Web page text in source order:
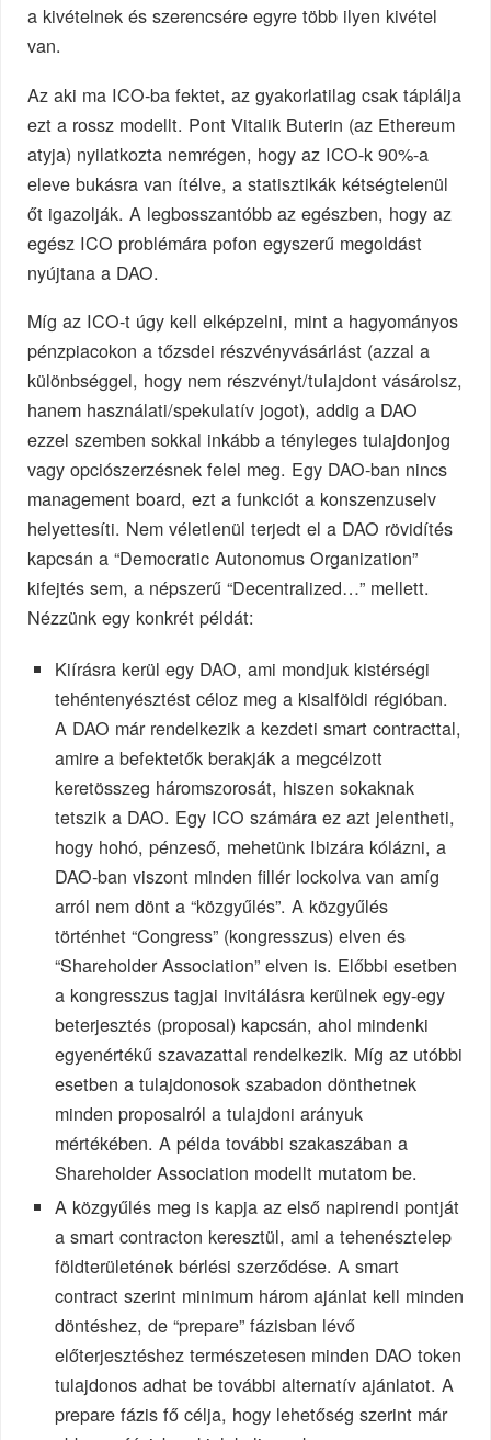
a kivételnek és szerencsére egyre több ilyen kivétel
van.
Az aki ma ICO-ba fektet, az gyakorlatilag csak táplálja
ezt a rossz modellt. Pont Vitalik Buterin (az Ethereum
atyja) nyilatkozta nemrégen, hogy az ICO-k 90%-a
eleve bukásra van ítélve, a statisztikák kétségtelenül
őt igazolják. A legbosszantóbb az egészben, hogy az
egész ICO problémára pofon egyszerű megoldást
nyújtana a DAO.
Míg az ICO-t úgy kell elképzelni, mint a hagyományos
pénzpiacokon a tőzsdei részvényvásárlást (azzal a
különbséggel, hogy nem részvényt/tulajdont vásárolsz,
hanem használati/spekulatív jogot), addig a DAO
ezzel szemben sokkal inkább a tényleges tulajdonjog
vagy opciószerzésnek felel meg. Egy DAO-ban nincs
management board, ezt a funkciót a konszenzuselv
helyettesíti. Nem véletlenül terjedt el a DAO rövidítés
kapcsán a “Democratic Autonomus Organization”
kifejtés sem, a népszerű “Decentralized…” mellett.
Nézzünk egy konkrét példát:
Kiírásra kerül egy DAO, ami mondjuk kistérségi
tehéntenyésztést céloz meg a kisalföldi régióban.
A DAO már rendelkezik a kezdeti smart contracttal,
amire a befektetők berakják a megcélzott
keretösszeg háromszorosát, hiszen sokaknak
tetszik a DAO. Egy ICO számára ez azt jelentheti,
hogy hohó, pénzeső, mehetünk Ibizára kólázni, a
DAO-ban viszont minden fillér lockolva van amíg
arról nem dönt a “közgyűlés”. A közgyűlés
történhet “Congress” (kongresszus) elven és
“Shareholder Association” elven is. Előbbi esetben
a kongresszus tagjai invitálásra kerülnek egy-egy
beterjesztés (proposal) kapcsán, ahol mindenki
egyenértékű szavazattal rendelkezik. Míg az utóbbi
esetben a tulajdonosok szabadon dönthetnek
minden proposalról a tulajdoni arányuk
mértékében. A példa további szakaszában a
Shareholder Association modellt mutatom be.
A közgyűlés meg is kapja az első napirendi pontját
a smart contracton keresztül, ami a tehenésztelep
földterületének bérlési szerződése. A smart
contract szerint minimum három ajánlat kell minden
döntéshez, de “prepare” fázisban lévő
előterjesztéshez természetesen minden DAO token
tulajdonos adhat be további alternatív ajánlatot. A
prepare fázis fő célja, hogy lehetőség szerint már